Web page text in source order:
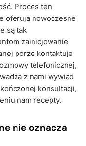
Proces ten
oferują nowoczesne
są tak
zainicjowanie
porze kontaktuje
telefonicznej,
z nami wywiad
konsultacji,
nam recepty.
nie oznacza